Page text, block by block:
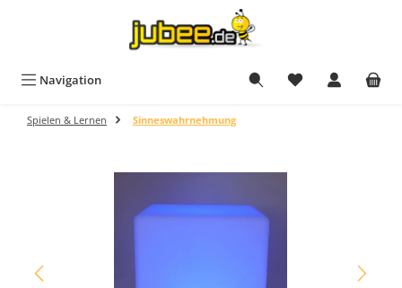
Navigation
Spielen & Lernen Sinneswahrnehmung